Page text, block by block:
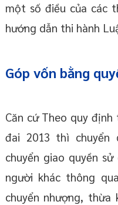
một số điều của các
hướng dẫn thi hành
Góp vốn bằng
Căn cứ Theo quy
đai 2013 thì
chuyển giao quyền
người khác thông
chuyển nhượng, thừa